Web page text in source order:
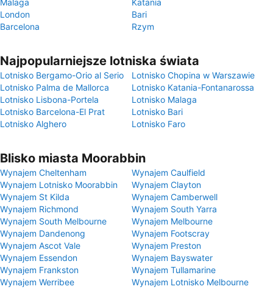
Malaga
Katania
London
Bari
Barcelona
Rzym
Najpopularniejsze lotniska świata
Lotnisko Bergamo-Orio al Serio
Lotnisko Chopina w Warszawie
Lotnisko Palma de Mallorca
Lotnisko Katania-Fontanarossa
Lotnisko Lisbona-Portela
Lotnisko Malaga
Lotnisko Barcelona-El Prat
Lotnisko Bari
Lotnisko Alghero
Lotnisko Faro
Blisko miasta Moorabbin
Wynajem Cheltenham
Wynajem Caulfield
Wynajem Lotnisko Moorabbin
Wynajem Clayton
Wynajem St Kilda
Wynajem Camberwell
Wynajem Richmond
Wynajem South Yarra
Wynajem South Melbourne
Wynajem Melbourne
Wynajem Dandenong
Wynajem Footscray
Wynajem Ascot Vale
Wynajem Preston
Wynajem Essendon
Wynajem Bayswater
Wynajem Frankston
Wynajem Tullamarine
Wynajem Werribee
Wynajem Lotnisko Melbourne